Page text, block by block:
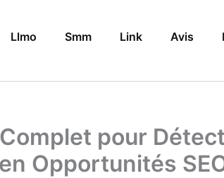
Llmo Smm Link Avis
pour
Opportunités